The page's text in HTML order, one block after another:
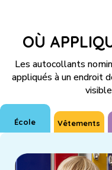
OÙ
Les autocollants
appliqués à un endroit
École Vêtements